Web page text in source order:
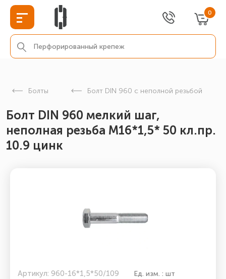
0
Болты Болт DIN 960 с неполной резьбой
Болт DIN 960 мелкий шаг,
неполная резьба M16*1,5* 50 кл.пр.
10.9 цинк
Артикул: 960-16*1,5*50/109 Ед. изм. : шт